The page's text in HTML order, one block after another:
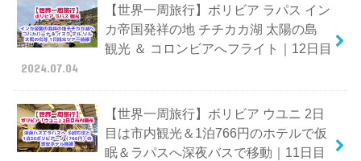
【世界一周旅行】ボリビア ラパス イン
カ帝国発祥の地 チチカカ湖 太陽の島
観光 ＆ コロンビアへフライト｜12日目
2024.07.04
【世界一周旅行】ボリビア ウユニ 2日
目は市内観光＆1泊766円のホテルで仮
眠＆ラパスへ深夜バスで移動｜11日目